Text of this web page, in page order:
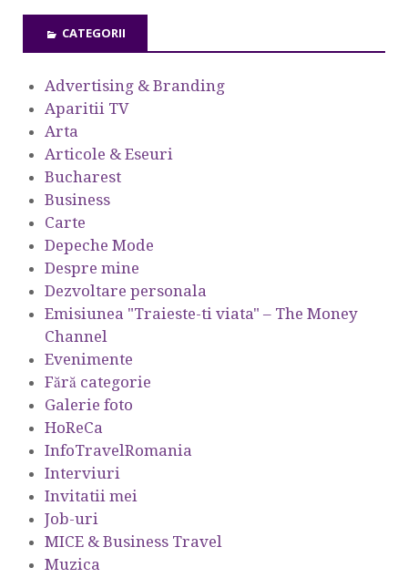
CATEGORII
Advertising & Branding
Aparitii TV
Arta
Articole & Eseuri
Bucharest
Business
Carte
Depeche Mode
Despre mine
Dezvoltare personala
Emisiunea "Traieste-ti viata" – The Money
Channel
Evenimente
Fără categorie
Galerie foto
HoReCa
InfoTravelRomania
Interviuri
Invitatii mei
Job-uri
MICE & Business Travel
Muzica